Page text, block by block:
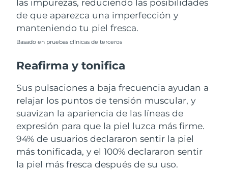
de que aparezca una imperfección y
manteniendo tu piel fresca.
Basado en pruebas clínicas de terceros
Reafirma y tonifica
Sus pulsaciones a baja frecuencia ayudan a
relajar los puntos de tensión muscular, y
suavizan la apariencia de las líneas de
expresión para que la piel luzca más firme.
94% de usuarios declararon sentir la piel
más tonificada, y el 100% declararon sentir
la piel más fresca después de su uso.
Nueva Zelanda Entrega prevista
Omán
Filipinas Entrega prevista 8/12/26
Polonia 8/10/26
Portugal Entrega prevista8/9/26
Puerto Rico Entrega prevista 8/11/26